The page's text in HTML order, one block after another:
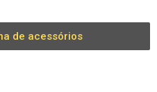
de acessórios